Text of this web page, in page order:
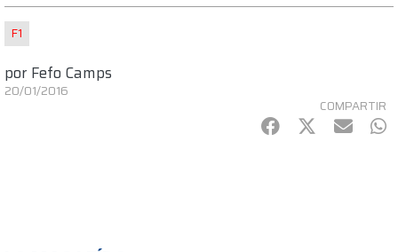
F1
por Fefo Camps
20/01/2016
COMPARTIR
Facebook
Twitter
mail